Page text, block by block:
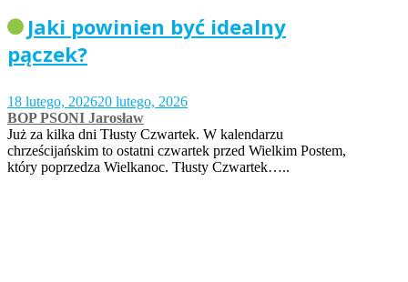
Jaki powinien być idealny
pączek?
18 lutego, 202620 lutego, 2026
BOP PSONI Jarosław
Już za kilka dni Tłusty Czwartek. W kalendarzu
chrześcijańskim to ostatni czwartek przed Wielkim Postem,
który poprzedza Wielkanoc. Tłusty Czwartek…..